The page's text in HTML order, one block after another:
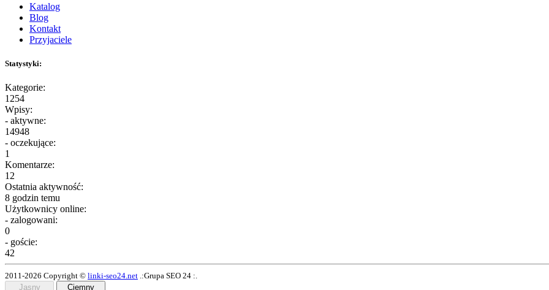
Katalog
Blog
Kontakt
Przyjaciele
Statystyki:
Kategorie:
1254
Wpisy:
- aktywne:
14948
- oczekujące:
1
Komentarze:
12
Ostatnia aktywność:
8 godzin temu
Użytkownicy online:
- zalogowani:
0
- goście:
42
2011-2026 Copyright © linki-seo24.net .:Grupa SEO 24 :.
Jasny
Ciemny